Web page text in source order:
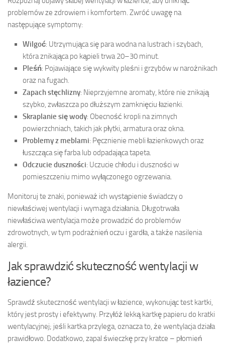
problemów ze zdrowiem i komfortem. Zwróć uwagę na
następujące symptomy:
Wilgoć: Utrzymująca się para wodna na lustrach i szybach,
która znikająca po kąpieli trwa 20–30 minut.
Pleśń: Pojawiające się wykwity pleśni i grzybów w narożnikach
oraz na fugach.
Zapach stęchlizny: Nieprzyjemne aromaty, które nie znikają
szybko, zwłaszcza po dłuższym zamknięciu łazienki.
Skraplanie się wody: Obecność kropli na zimnych
powierzchniach, takich jak płytki, armatura oraz okna.
Problemy z meblami: Pęcznienie mebli łazienkowych oraz
łuszcząca się farba lub odpadająca tapeta.
Odczucie duszności: Uczucie chłodu i duszności w
pomieszczeniu mimo wyłączonego ogrzewania.
Monitoruj te znaki, ponieważ ich wystąpienie świadczy o
niewłaściwej wentylacji i wymaga działania. Długotrwała
niewłaściwa wentylacja może prowadzić do problemów
zdrowotnych, w tym podrażnień oczu i gardła, a także nasilenia
alergii.
Jak sprawdzić skuteczność wentylacji w
łazience?
Sprawdź skuteczność wentylacji w łazience, wykonując test kartki,
który jest prosty i efektywny. Przyłóż lekką kartkę papieru do kratki
wentylacyjnej; jeśli kartka przylega, oznacza to, że wentylacja działa
prawidłowo. Dodatkowo, zapal świeczkę przy kratce – płomień